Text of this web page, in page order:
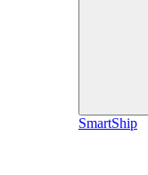
SmartShip